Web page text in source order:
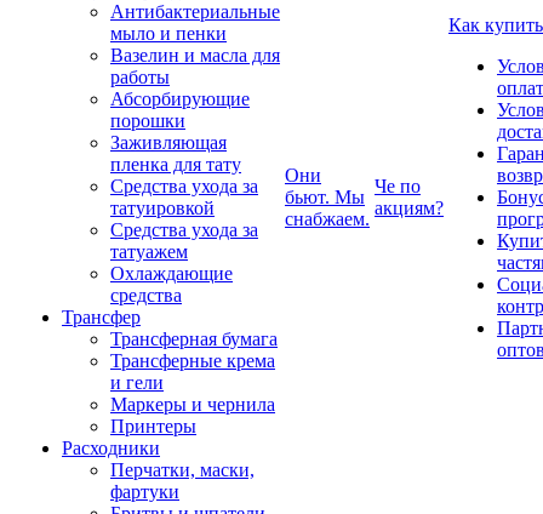
Антибактериальные
мыло и пенки
Вазелин и масла для
работы
Абсорбирующие
порошки
Заживляющая
пленка для тату
Средства ухода за
татуировкой
Средства ухода за
татуажем
Охлаждающие
средства
Трансфер
Трансферная бумага
Трансферные крема
и гели
Маркеры и чернила
Принтеры
Расходники
Перчатки, маски,
фартуки
Они
бьют. Мы
снабжаем.
Че по
акциям?
Как купить